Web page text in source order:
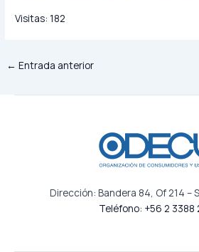
Visitas: 182
← Entrada anterior
Dirección: Bandera 84, Of 214 –
Teléfono: +56 2 3388